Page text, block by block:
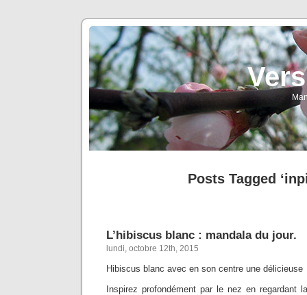
Posts Tagged
L’hibiscus blanc : mandala du jour.
lundi, octobre 12th, 2015
Hibiscus blanc avec en son centre une
Inspirez profondément par le nez en regardant